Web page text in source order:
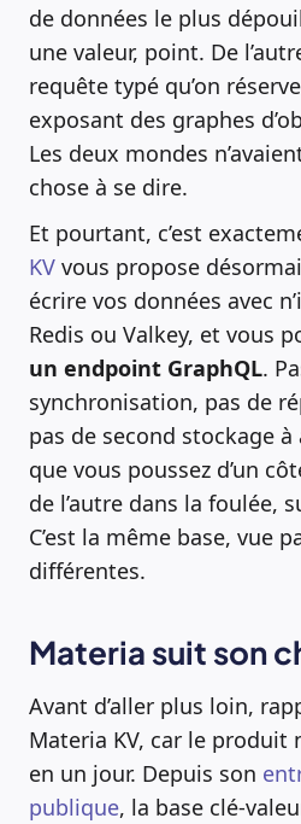
de données le plus
une valeur, point. De
requête typé qu’on
exposant des graphes
Les deux mondes
chose à se dire.
Et pourtant, c’est
KV vous propose
écrire vos données avec
Redis ou Valkey, et vous
un endpoint GraphQL.
synchronisation, pas de
pas de second stockage
que vous poussez d’un
de l’autre dans la foulée,
C’est la même base, vue
différentes.
Materia suit son
Avant d’aller plus loin,
Materia KV, car le produit
en un jour. Depuis son
publique, la base clé-